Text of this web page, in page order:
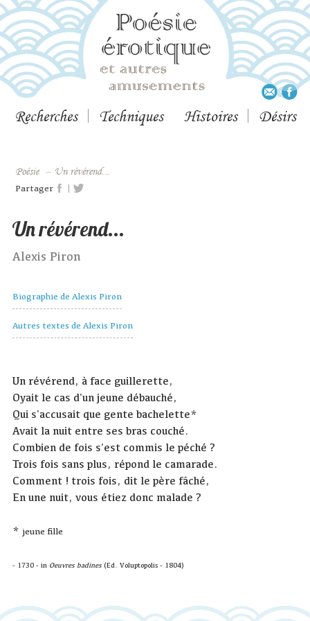
Recherches Techniques Histoires Désirs
Poésie – Un révérend...
Partager |
Un révérend...
Alexis Piron
Biographie de Alexis Piron
Autres textes de Alexis Piron
Un révérend, à face guillerette,
Oyait le cas d'un jeune débauché,
Qui s'accusait que gente bachelette*
Avait la nuit entre ses bras couché.
Combien de fois s'est commis le péché ?
Trois fois sans plus, répond le camarade.
Comment ! trois fois, dit le père fâché,
En une nuit, vous étiez donc malade ?
* jeune fille
- 1730 -in Oeuvres badines (Ed. Voluptopolis - 1804)